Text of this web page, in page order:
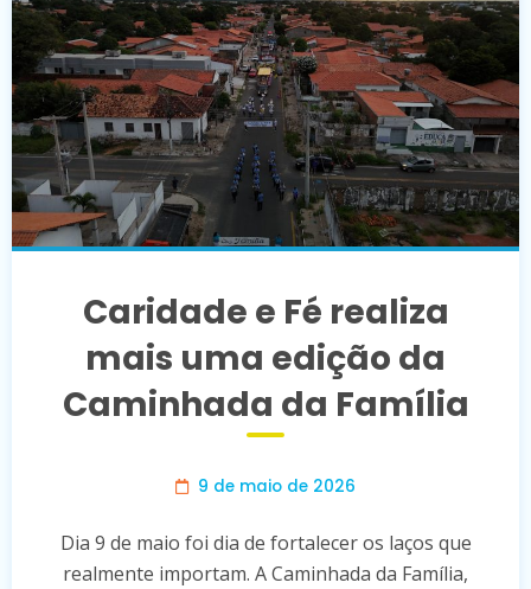
Caridade e Fé realiza
mais uma edição da
Caminhada da Família
9 de maio de 2026
Dia 9 de maio foi dia de fortalecer os laços que
realmente importam. A Caminhada da Família,